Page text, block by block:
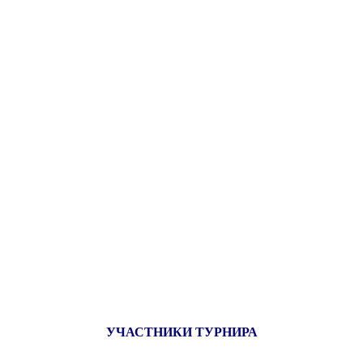
УЧАСТНИКИ ТУРНИРА